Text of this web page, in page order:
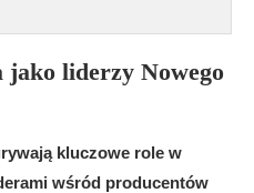
liderzy Nowego
kluczowe role w
wśród producentów